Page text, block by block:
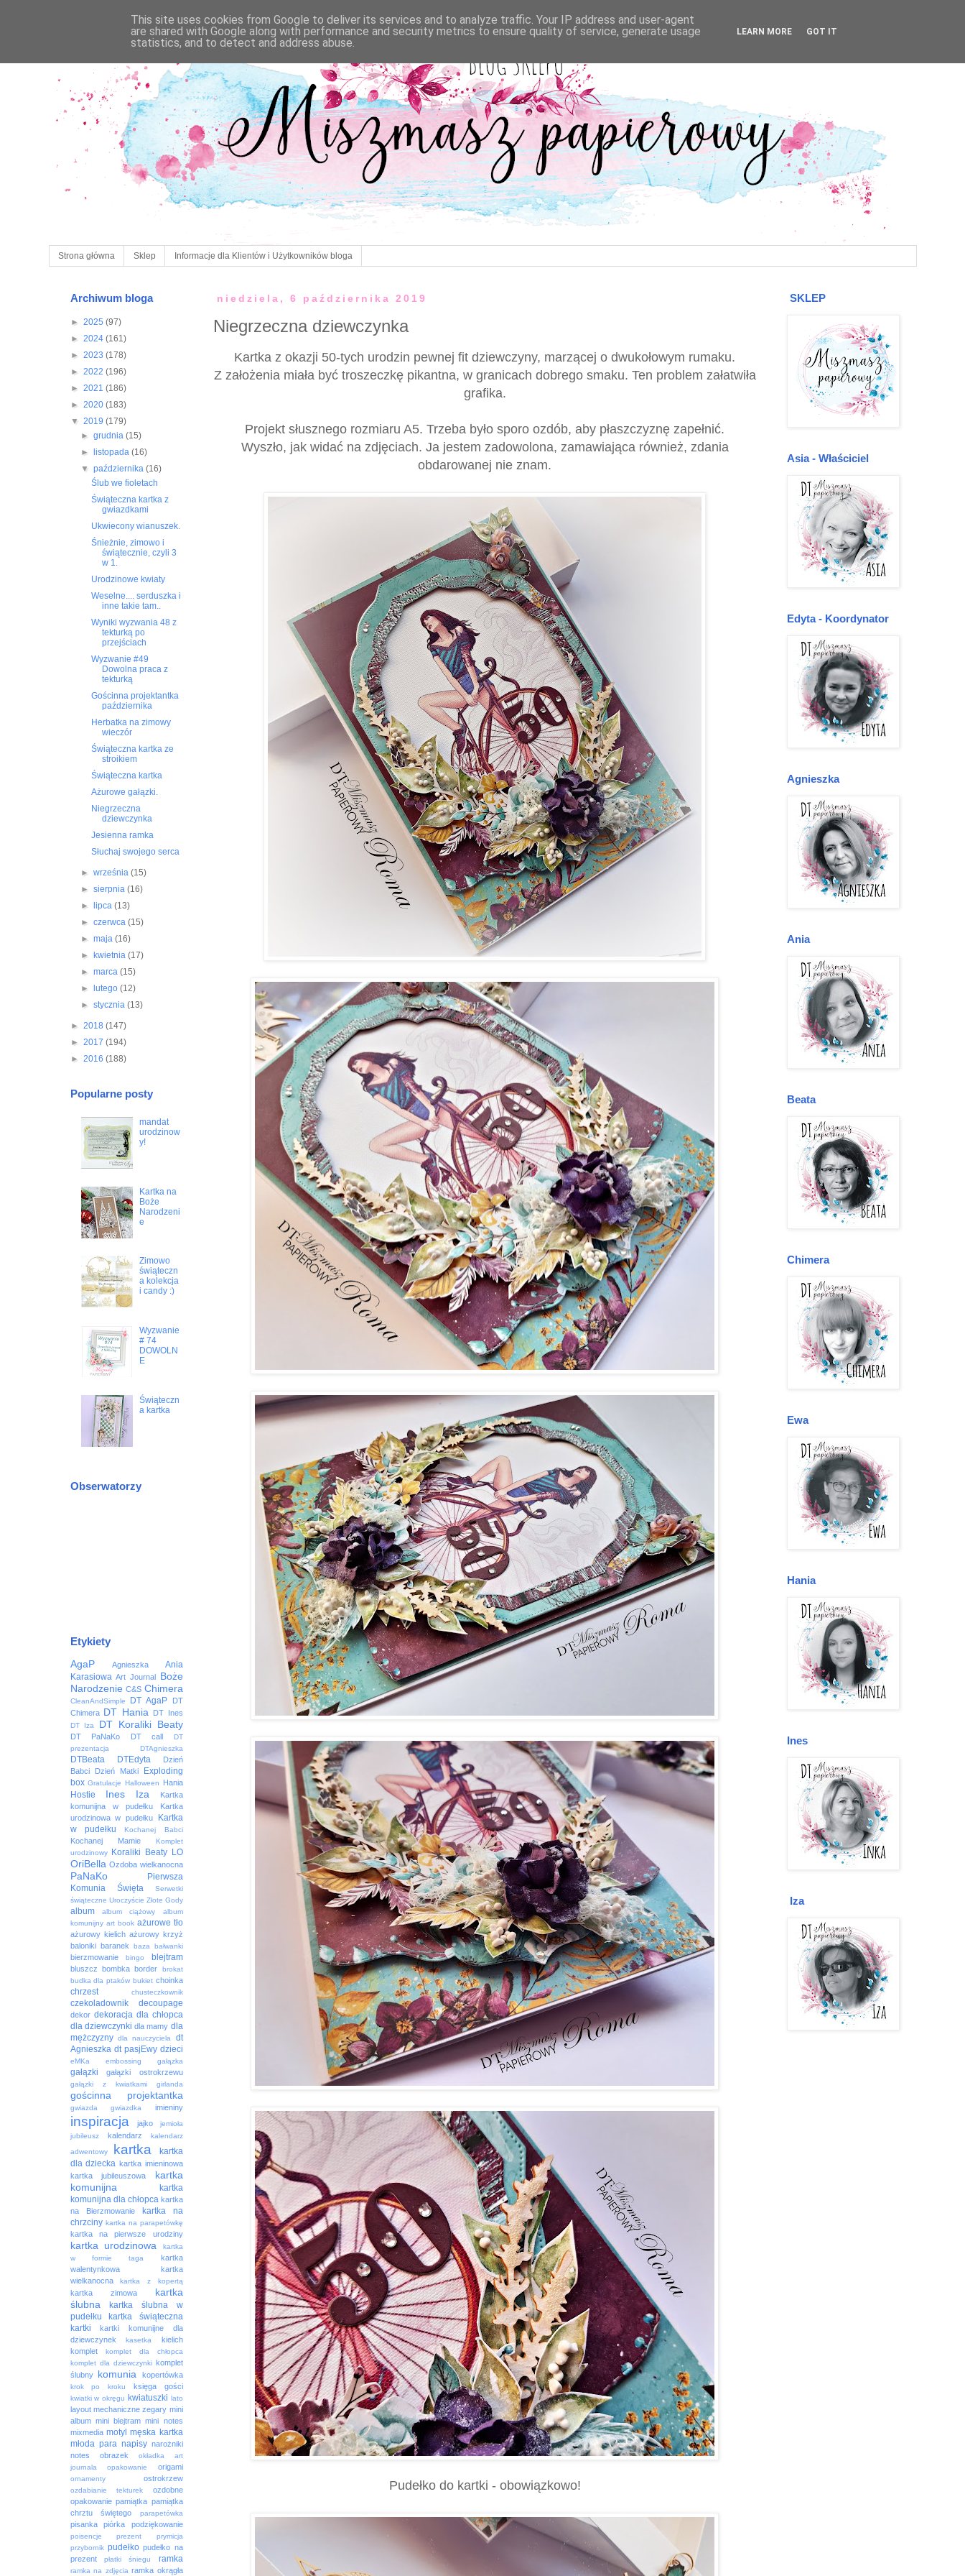
Strona główna Sklep Informacje dla Klientów i Użytkowników bloga
niedziela, 6 października 2019
Niegrzeczna dziewczynka
Kartka z okazji 50-tych urodzin pewnej fit dziewczyny, marzącej o dwukołowym rumaku.
Z założenia miała być troszeczkę pikantna, w granicach dobrego smaku. Ten problem załatwiła
grafika.
Projekt słusznego rozmiaru A5. Trzeba było sporo ozdób, aby płaszczyznę zapełnić.
Wyszło, jak widać na zdjęciach. Ja jestem zadowolona, zamawiająca również, zdania
obdarowanej nie znam.
Pudełko do kartki - obowiązkowo!
Archiwum bloga
► 2025 (97)
► 2024 (161)
► 2023 (178)
► 2022 (196)
► 2021 (186)
► 2020 (183)
▼ 2019 (179)
► grudnia (15)
►
listopada (16)
▼ października (16)
Ślub we fioletach
Świąteczna kartka z
gwiazdkami
Ukwiecony wianuszek.
Śnieżnie, zimowo i
świątecznie, czyli 3
w 1.
Urodzinowe kwiaty
Weselne.... serduszka i
inne takie tam..
Wyniki wyzwania 48 z
tekturką po
przejściach
Wyzwanie #49
Dowolna praca z
tekturką
Gościnna projektantka
października
Herbatka na zimowy
wieczór
Świąteczna kartka ze
stroikiem
Świąteczna kartka
Ażurowe gałązki.
Niegrzeczna
dziewczynka
Jesienna ramka
Słuchaj swojego serca
► września (15)
► sierpnia (16)
►
lipca (13)
► czerwca (15)
► maja (16)
►
kwietnia (17)
► marca (15)
►
lutego (12)
► stycznia (13)
► 2018 (147)
► 2017 (194)
► 2016 (188)
Popularne posty
mandat
urodzinow
y!
Kartka na
Boże
Narodzeni
e
Zimowo
świąteczn
a kolekcja
i candy :)
Wyzwanie
# 74
DOWOLN
E
Świąteczn
a kartka
Obserwatorzy
Etykiety
AgaP Agnieszka
Ania
Karasiowa Art Journal
Boże
Narodzenie C&S Chimera
CleanAndSimple DT AgaP
DT
Chimera DT Hania DT Ines
DT Iza DT Koraliki Beaty
DT PaNaKo DT call
DT
prezentacja
DTAgnieszka
DTBeata DTEdyta
Dzień
Babci
Dzień Matki
Exploding
box Gratulacje Halloween Hania
Hostie Ines Iza
Kartka
komunijna w pudełku
Kartka
urodzinowa w pudełku
Kartka
w pudełku
Kochanej Babci
Kochanej Mamie
Komplet
urodzinowy
Koraliki Beaty LO
OriBella Ozdoba wielkanocna
PaNaKo
Pierwsza
Komunia Święta
Serwetki
świąteczne Uroczyście Złote Gody
album album ciążowy
album
komunijny art book ażurowe tło
ażurowy kielich ażurowy krzyż
baloniki
baranek baza bałwanki
bierzmowanie bingo blejtram
bluszcz bombka border
brokat
budka dla ptaków bukiet choinka
chrzest chusteczkownik
czekoladownik decoupage
dekor dekoracja dla chłopca
dla dziewczynki dla mamy dla
mężczyzny dla nauczyciela
dt
Agnieszka dt pasjEwy dzieci
eMKa embossing gałązka
gałązki gałązki ostrokrzewu
gałązki z kwiatkami girlanda
gościnna projektantka
gwiazda gwiazdka imieniny
inspiracja jajko
jemioła
jubileusz
kalendarz
kalendarz
adwentowy
kartka
kartka
dla dziecka kartka imieninowa
kartka jubileuszowa
kartka
komunijna
kartka
komunijna dla chłopca kartka
na Bierzmowanie
kartka na
chrzciny kartka na parapetówkę
kartka na pierwsze urodziny
kartka urodzinowa
kartka
w formie taga
kartka
walentynkowa
kartka
wielkanocna
kartka z kopertą
kartka zimowa
kartka
ślubna
kartka ślubna w
pudełku
kartka świąteczna
kartki
kartki komunijne dla
dziewczynek
kasetka
kielich
komplet
komplet dla chłopca
komplet dla dziewczynki komplet
ślubny
komunia kopertówka
krok po kroku księga gości
kwiatki w okręgu kwiatuszki lato
layout mechaniczne zegary mini
album mini blejtram mini notes
mixmedia motyl męska kartka
młoda para napisy narożniki
notes
obrazek
okładka art
journala
opakowanie origami
ornamenty ostrokrzew
ozdabianie tekturek
ozdobne
opakowanie pamiątka pamiątka
chrztu świętego
parapetówka
pisanka piórka podziękowanie
poisencje prezent
prymicja
przybornik pudełko pudełko na
prezent
płatki śniegu ramka
ramka na zdjęcia ramka okrągła
SKLEP
Asia - Właściciel
Edyta - Koordynator
Agnieszka
Ania
Beata
Chimera
Ewa
Hania
Ines
Iza
This site uses cookies from Google to deliver its services and to analyze traffic. Your IP address and user-agent
are shared with Google along with performance and security metrics to ensure quality of service, generate usage
statistics, and to detect and address abuse.
LEARN MORE GOT IT